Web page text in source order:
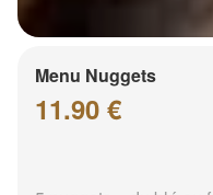
Menu Nuggets
11.90 €